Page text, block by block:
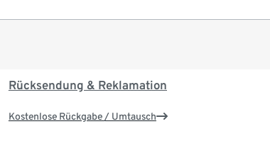
Rücksendung & Reklamation
Kostenlose Rückgabe / Umtausch